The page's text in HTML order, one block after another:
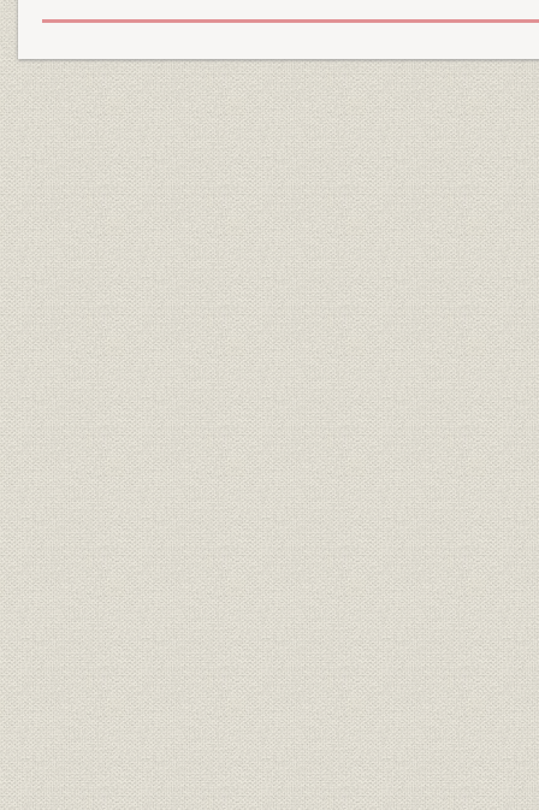
3. 地上34階、地下4階
4. 汐留メディアタワーと命名
第3節 完成
1. こだわった外壁
2. 竣工、鍵1000本
第4節 引っ越し大作戦
1. 池袋―虎ノ門―汐留
2. ペーパーダイエット
3. 文化施設
4. 社内レストラン
5. ビル管理
第2章 HOPEシステム
第1節 フレンズ後継構築へ
1. システム計画室が発足
2. 画像システムの開発
3. フレンズが幕閉じる